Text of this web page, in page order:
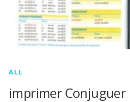
ALL
imprimer Conjuguer